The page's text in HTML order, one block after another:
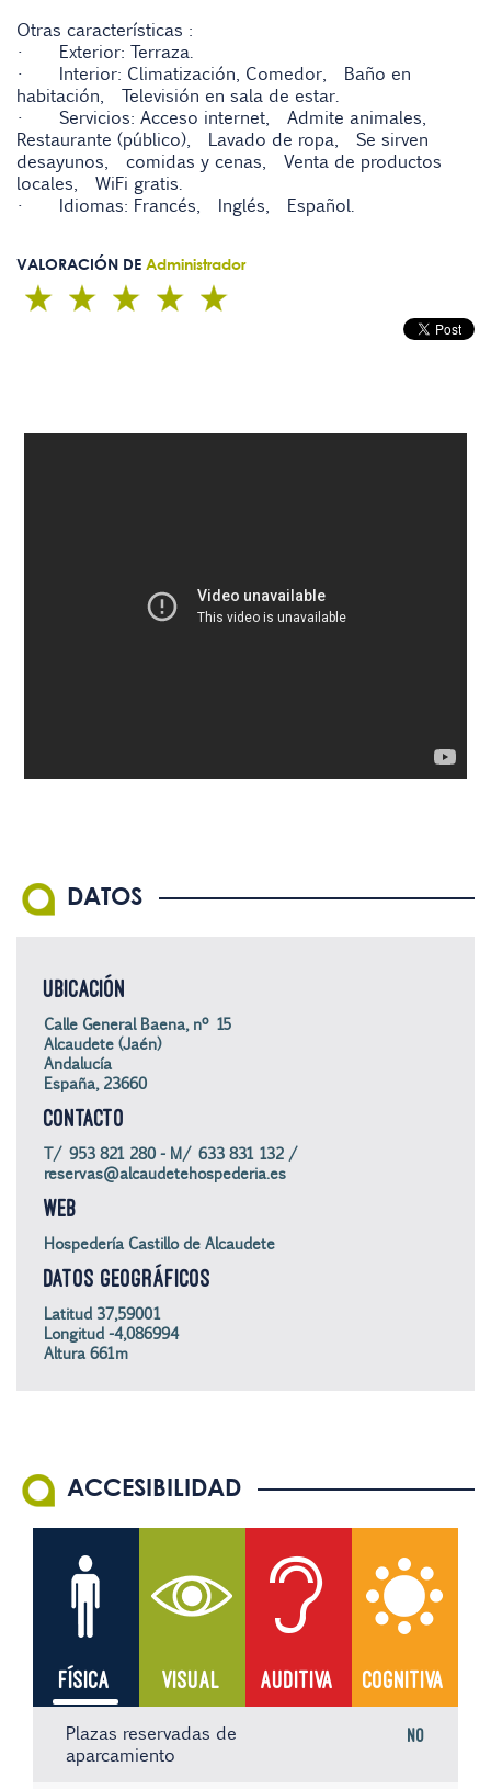
Otras características :
• Exterior: Terraza.
• Interior: Climatización, Comedor, Baño en
habitación, Televisión en sala de estar.
• Servicios: Acceso internet, Admite animales,
Restaurante (público), Lavado de ropa, Se sirven
desayunos, comidas y cenas, Venta de productos
locales, WiFi gratis.
• Idiomas: Francés, Inglés, Español.
VALORACIÓN DE Administrador
DATOS
UBICACIÓN
Calle General Baena, nº 15
Alcaudete (Jaén)
Andalucía
España, 23660
CONTACTO
T/ 953 821 280 - M/ 633 831 132 /
reservas@alcaudetehospederia.es
WEB
Hospedería Castillo de Alcaudete
DATOS GEOGRÁFICOS
Latitud 37,59001
Longitud -4,086994
Altura 661m
ACCESIBILIDAD
FÍSICA VISUAL AUDITIVA COGNITIVA
Plazas reservadas de
aparcamiento
No